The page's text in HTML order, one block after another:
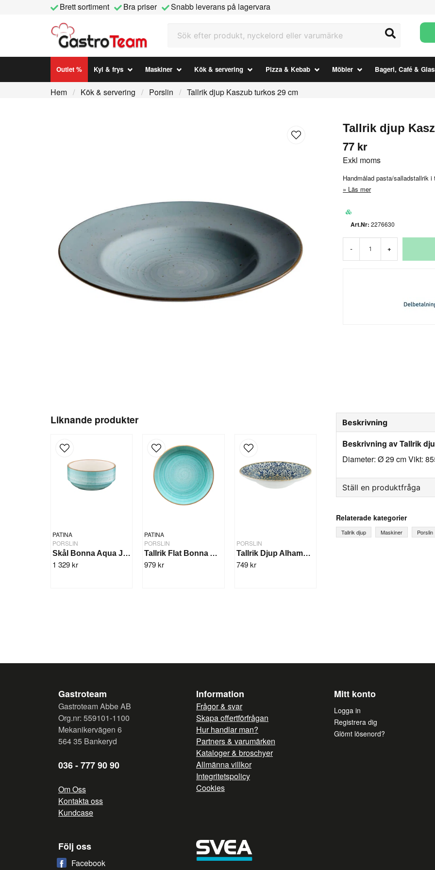
Brett sortiment Bra priser
Snabb leverans på lagervara
Outlet % Kyl & frys Maskiner Kök & servering Pizza & Kebab Möbler Bageri, Café &
Hem Kök & servering Porslin Tallrik djup Kaszub turkos 29 cm
Tallrik djup
77 kr
Exkl moms
Handmålad pasta/salladstallrik
Läs mer
2276630
- +
Liknande produkter
PATINA
PORSLIN
Skål Bonna Aqua Joker 14cm/12st
1 329 kr
PATINA
PORSLIN
Tallrik Flat Bonna Aqua 30cm/6st
979 kr
PORSLIN
Tallrik Djup Alhambra 27cm/6st
749 kr
Beskrivning
Beskrivning av Tallrik
Diameter: Ø 29 cm Vikt:
Ställ en produktfråga
Fråga oss något om
Relaterade kategorier
Tallrik djup Maskiner Porslin
Gastroteam
Gastroteam Abbe AB
Org.nr: 559101-1100
Mekanikervägen 6
564 35 Bankeryd
036 - 777 90 90
Om Oss
Kontakta oss
Kundcase
Information
Frågor & svar
Skapa offertförfrågan
Hur handlar man?
Partners & varumärken
Kataloger & broschyer
Allmänna villkor
Integritetspolicy
Cookies
Mitt konto
Logga in
Registrera dig
Glömt lösenord?
Följ oss
Facebook